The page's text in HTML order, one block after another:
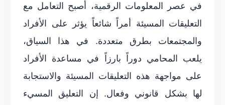
في عصر المعلومات الرقمية، أصبح التعامل مع
التعليقات المسيئة أمراً شائعاً يؤثر على الأفراد
والمجتمعات بطرق متعددة. في هذا السياق،
يلعب المحامي دوراً بارزاً في مساعدة الأفراد
على مواجهة هذه التعليقات المسيئة والاستجابة
لها بشكل قانوني وفعال. إن التعليق المسيء